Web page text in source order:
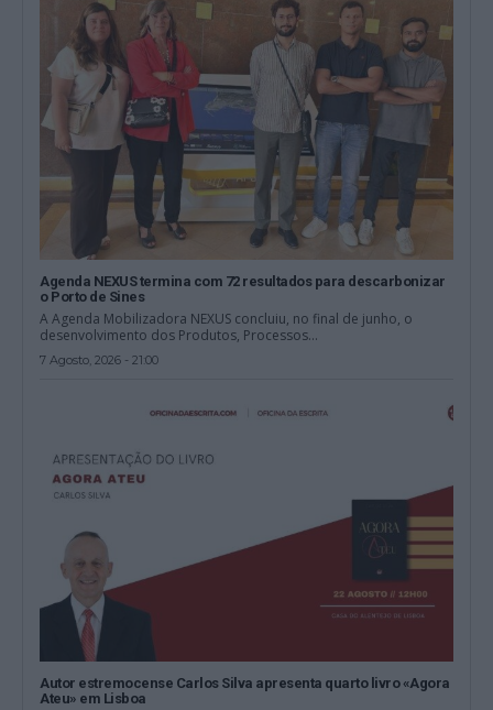
Agenda NEXUS termina com 72 resultados para descarbonizar
o Porto de Sines
A Agenda Mobilizadora NEXUS concluiu, no final de junho, o
desenvolvimento dos Produtos, Processos...
7 Agosto, 2026 - 21:00
Autor estremocense Carlos Silva apresenta quarto livro «Agora
Ateu» em Lisboa